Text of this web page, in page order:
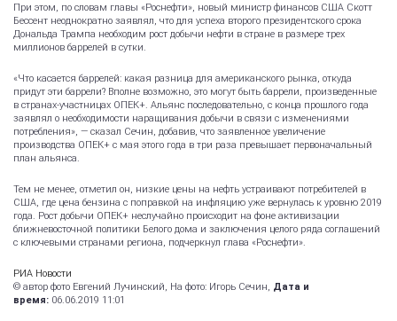
При этом, по словам главы «Роснефти», новый министр финансов США Скотт
Бессент неоднократно заявлял, что для успеха второго президентского срока
Дональда Трампа необходим рост добычи нефти в стране в размере трех
миллионов баррелей в сутки.
«Что касается баррелей: какая разница для американского рынка, откуда
придут эти баррели? Вполне возможно, это могут быть баррели, произведенные
в странах-участницах ОПЕК+. Альянс последовательно, с конца прошлого года
заявлял о необходимости наращивания добычи в связи с изменениями
потребления», — сказал Сечин, добавив, что заявленное увеличение
производства ОПЕК+ с мая этого года в три раза превышает первоначальный
план альянса.
Тем не менее, отметил он, низкие цены на нефть устраивают потребителей в
США, где цена бензина с поправкой на инфляцию уже вернулась к уровню 2019
года. Рост добычи ОПЕК+ неслучайно происходит на фоне активизации
ближневосточной политики Белого дома и заключения целого ряда соглашений
с ключевыми странами региона, подчеркнул глава «Роснефти».
РИА Новости
© автор фото Евгений Лучинский, На фото: Игорь Сечин, Дата и
время: 06.06.2019 11:01